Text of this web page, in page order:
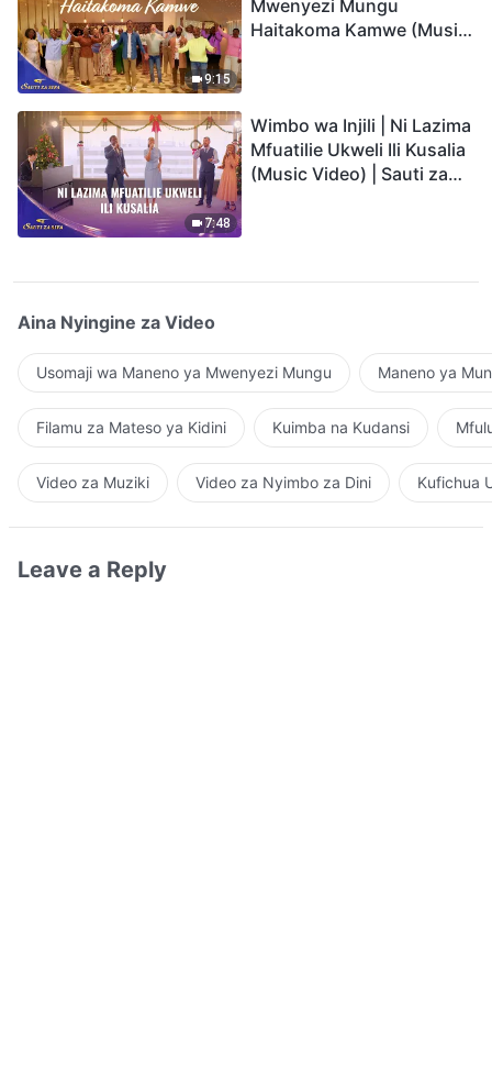
9:15
Mwenyezi Mungu
Haitakoma Kamwe (Music
7:48
Wimbo wa Injili | Ni Lazima
Mfuatilie Ukweli Ili Kusalia
(Music Video) | Sauti za
Aina Nyingine za Video
Usomaji wa Maneno ya Mwenyezi Mungu Maneno ya
Filamu za Mateso ya Kidini Kuimba na Kudansi
Video za Muziki Video za Nyimbo za Dini Kufichua
Leave a Reply